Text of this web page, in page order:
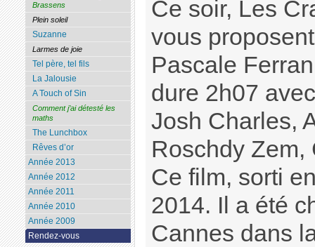
Ce soir, Les
vous
Pascale
dure 2h07
Josh Charles,
Roschdy Zem,
Ce film, sorti
2014. Il a été
Cannes dans
Brassens
Plein soleil
Suzanne
Larmes de joie
Tel père, tel fils
La Jalousie
A Touch of Sin
Comment j’ai détesté les
maths
The Lunchbox
Rêves d’or
Année 2013
Année 2012
Année 2011
Année 2010
Année 2009
Rendez-vous